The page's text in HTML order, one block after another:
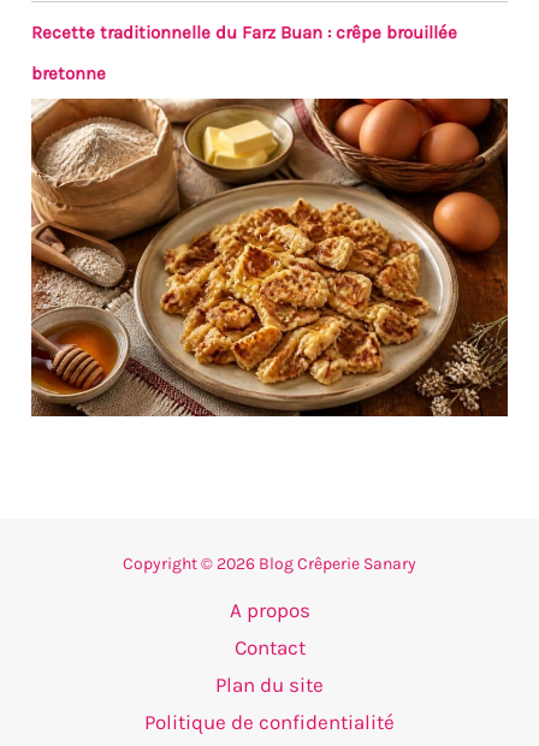
Recette traditionnelle du Farz Buan : crêpe brouillée
bretonne
Copyright © 2026 Blog Crêperie Sanary
A propos
Contact
Plan du site
Politique de confidentialité